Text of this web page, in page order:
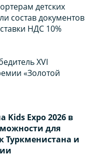
детских
состав документов
НДС 10%
XVI
«Золотой
Kids Expo 2026 в
для
Туркменистана и